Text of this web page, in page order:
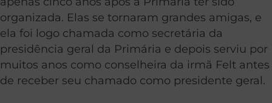
organizada. Elas se tornaram grandes amigas, e
ela foi logo chamada como secretária da
presidência geral da Primária e depois serviu por
muitos anos como conselheira da irmã Felt antes
de receber seu chamado como presidente geral.